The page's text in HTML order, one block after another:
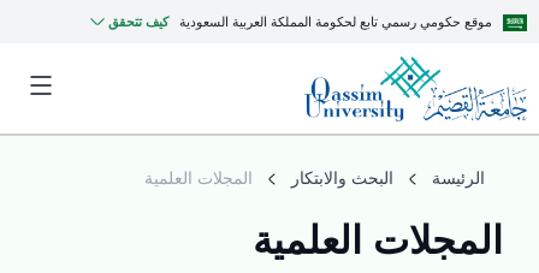
موقع حكومي رسمي تابع لحكومة المملكة العربية السعودية كيف تتحقق
الرئيسة البحث والابتكار المجلات العلمية
المجلات العلمية